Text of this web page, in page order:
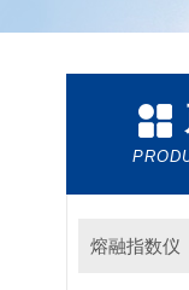
熔融指数仪